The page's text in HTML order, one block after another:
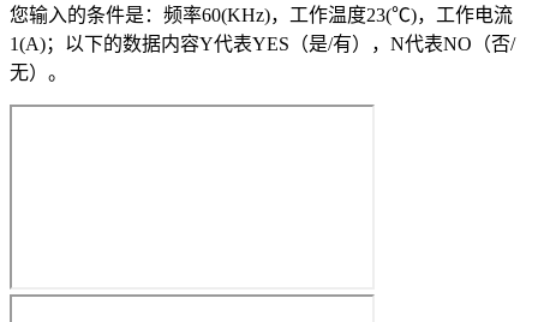
您输入的条件是：频率60(KHz)，工作温度23(℃)，工作电流
1(A)；以下的数据内容Y代表YES（是/有），N代表NO（否/
无）。